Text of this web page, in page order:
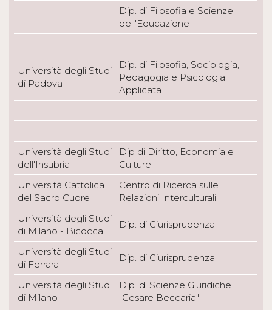
Dip. di Filosofia e Scienze
dell'Educazione
Università degli Studi
di Padova
Dip. di Filosofia, Sociologia,
Pedagogia e Psicologia
Applicata
Università degli Studi
dell'Insubria
Dip di Diritto, Economia e
Culture
Università Cattolica
del Sacro Cuore
Centro di Ricerca sulle
Relazioni Interculturali
Università degli Studi
di Milano - Bicocca
Dip. di Giurisprudenza
Università degli Studi
di Ferrara
Dip. di Giurisprudenza
Università degli Studi
di Milano
Dip. di Scienze Giuridiche
"Cesare Beccaria"